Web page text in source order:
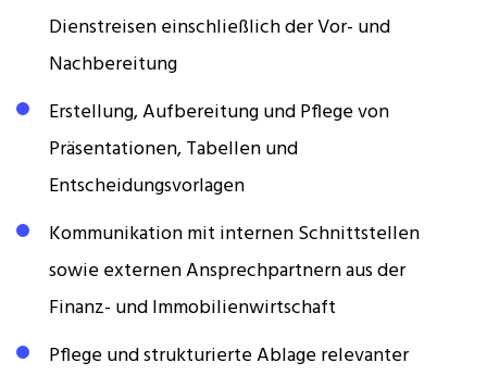
Dienstreisen einschließlich der Vor- und
Nachbereitung
Erstellung, Aufbereitung und Pflege von
Präsentationen, Tabellen und
Entscheidungsvorlagen
Kommunikation mit internen Schnittstellen
sowie externen Ansprechpartnern aus der
Finanz- und Immobilienwirtschaft
Pflege und strukturierte Ablage relevanter